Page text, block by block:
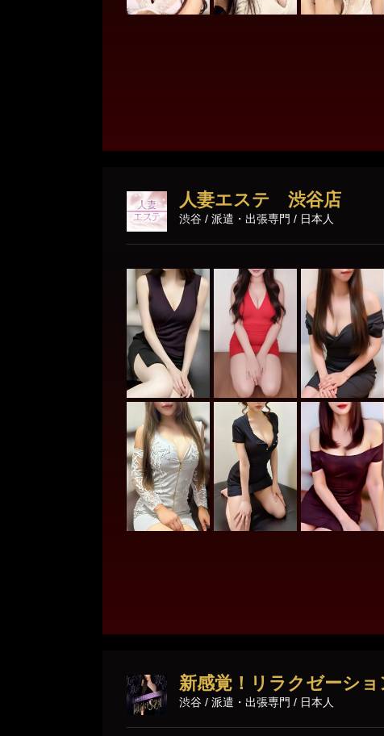
人妻エステ 渋谷店
渋谷 / 派遣・出張専門 / 日本人
新感覚！リラクゼーシ
渋谷 / 派遣・出張専門 / 日本人